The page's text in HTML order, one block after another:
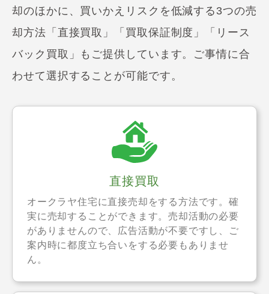
却のほかに、買いかえリスクを低減する3つの売
却方法「直接買取」「買取保証制度」「リース
バック買取」もご提供しています。ご事情に合
わせて選択することが可能です。
直接買取
オークラヤ住宅に直接売却をする方法です。確
実に売却することができます。売却活動の必要
がありませんので、広告活動が不要ですし、ご
案内時に都度立ち合いをする必要もありませ
ん。